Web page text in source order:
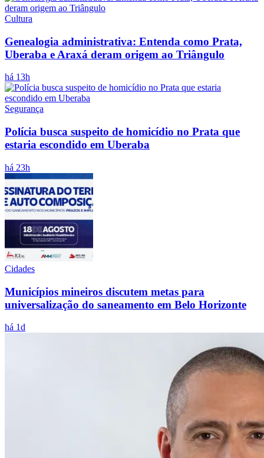
Cultura
Genealogia administrativa: Entenda como Prata,
Uberaba e Araxá deram origem ao Triângulo
há 13h
Segurança
Polícia busca suspeito de homicídio no Prata que
estaria escondido em Uberaba
há 23h
Cidades
Municípios mineiros discutem metas para
universalização do saneamento em Belo Horizonte
há 1d